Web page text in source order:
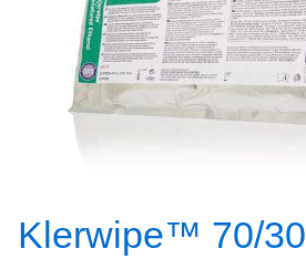
Klerwipe™ 70/30